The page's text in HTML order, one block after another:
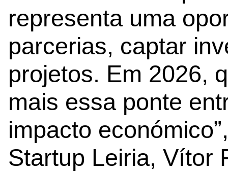
representa uma
parcerias, captar
projetos. Em 2026,
mais essa ponte
impacto
Startup Leiria, Vítor